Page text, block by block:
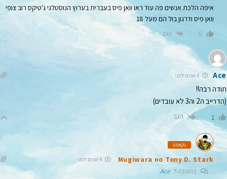
איפה הלכת אנשים פה עוד ראו וואן פיס בעברית בערוץ הנוסטלגי ג'טיקס רוב צופי
וואן פיס ודרגון בול הם מעל 18
0 הגב
Ace 4 שנים לפני
תודה רבה!!
(הדרייב ה2 וה3 לא עובדים)
1 הגב
נקאמה
Mugiwara no Tony D. Stark 4 שנים לפני
בתגובה לAce